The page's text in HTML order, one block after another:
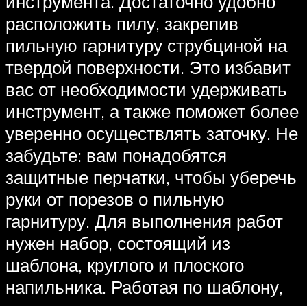
расположить пилу, закрепив
пильную гарнитуру струбциной на
твердой поверхности. Это избавит
вас от необходимости удерживать
инструмент, а также поможет более
уверенно осуществлять заточку. Не
забудьте: вам понадобятся
защитные перчатки, чтобы уберечь
руки от порезов о пильную
гарнитуру. Для выполнения работ
нужен набор, состоящий из
шаблона, круглого и плоского
напильника. Работая по шаблону,